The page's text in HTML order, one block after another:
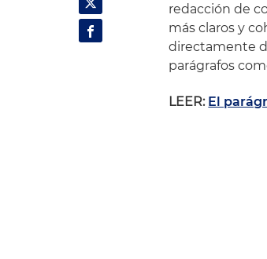
redacción de
más claros y
directamente
parágrafos
LEER: El